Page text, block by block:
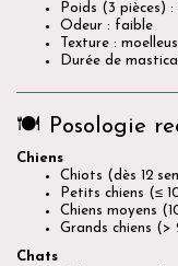
Poids (3 pièces) :
Odeur : faible
Texture :
Durée de
🍽️ Posologie
Chiens
Chiots (dès 12
Petits chiens (≤
Chiens moyens
Grands chiens (>
Chats